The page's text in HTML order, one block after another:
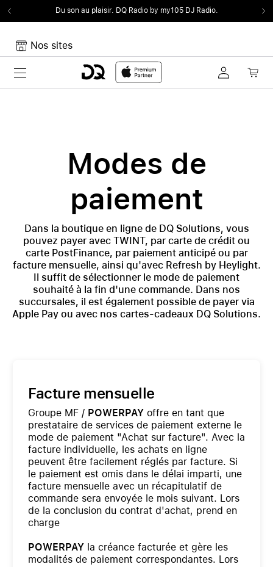
Du son au plaisir. DQ Radio by my105 DJ Radio.
Nos sites
Toggle navigation
Modes de
paiement
Dans la boutique en ligne de DQ Solutions, vous
pouvez payer avec TWINT, par carte de crédit ou
carte PostFinance, par paiement anticipé ou par
facture mensuelle, ainsi qu'avec Refresh by Heylight.
Il suffit de sélectionner le mode de paiement
souhaité à la fin d'une commande. Dans nos
succursales, il est également possible de payer via
Apple Pay ou avec nos cartes-cadeaux DQ Solutions.
Facture mensuelle
Groupe MF / POWERPAY offre en tant que
prestataire de services de paiement externe le
mode de paiement "Achat sur facture". Avec la
facture individuelle, les achats en ligne
peuvent être facilement réglés par facture. Si
le paiement est omis dans le délai imparti, une
facture mensuelle avec un récapitulatif de
commande sera envoyée le mois suivant. Lors
de la conclusion du contrat d'achat, prend en
charge
POWERPAY la créance facturée et gère les
modalités de paiement correspondantes. Lors